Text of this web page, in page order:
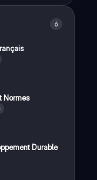
6
Normes
Durable